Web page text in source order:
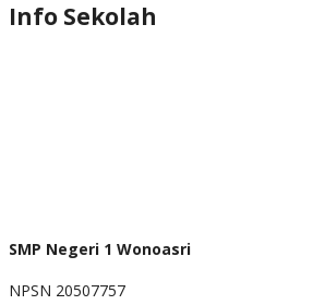
Info Sekolah
SMP Negeri 1 Wonoasri
NPSN 20507757